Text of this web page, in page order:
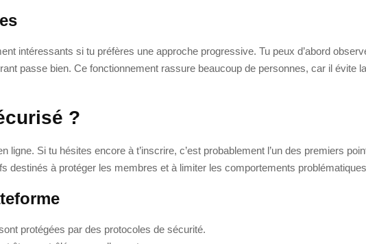
intéressants si tu préfères une approche progressive. Tu peux d’abord
passe bien. Ce fonctionnement rassure beaucoup de personnes, car il évite
?
ligne. Si tu hésites encore à t’inscrire, c’est probablement l’un des premiers
destinés à protéger les membres et à limiter les comportements
protégées par des protocoles de sécurité.